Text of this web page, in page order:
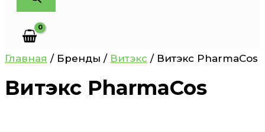
Главная / Бренды / Витэкс / Витэкс PharmaCos
Витэкс PharmaCos